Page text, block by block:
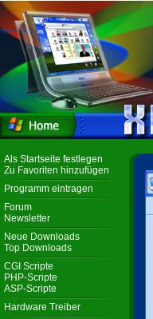
Als Startseite festlegen
Zu Favoriten hinzufügen
Programm eintragen
Forum
Newsletter
Neue Downloads
Top Downloads
CGI Scripte
PHP-Scripte
ASP-Scripte
Hardware Treiber